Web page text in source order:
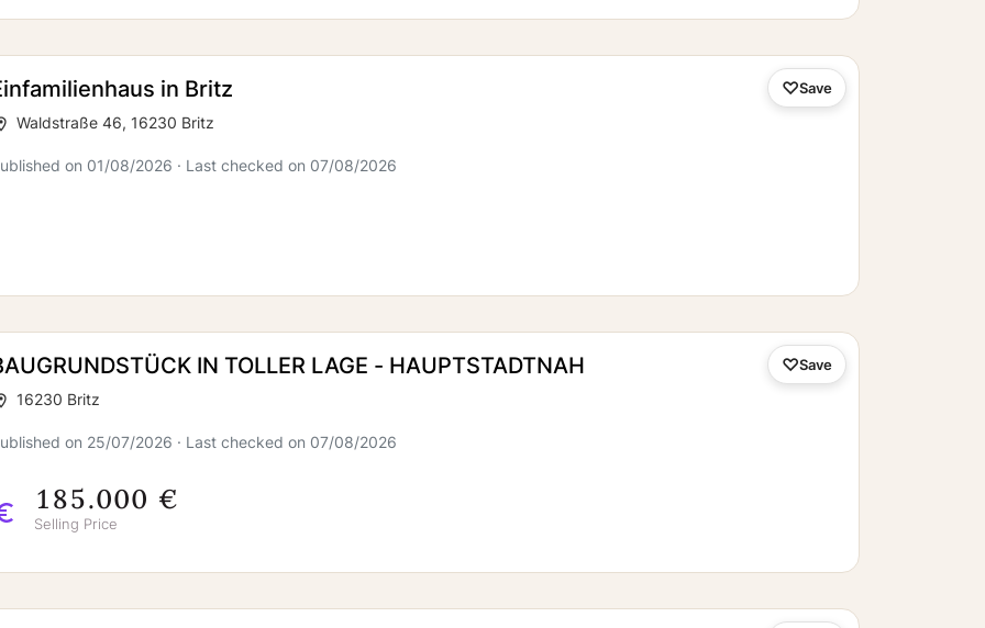
in Britz
Waldstraße 46, 16230 Britz
on 01/08/2026 · Last checked on 07/08/2026
Save
IN TOLLER LAGE - HAUPTSTADTNAH
16230 Britz
on 25/07/2026 · Last checked on 07/08/2026
185.000 €
Selling Price
Save